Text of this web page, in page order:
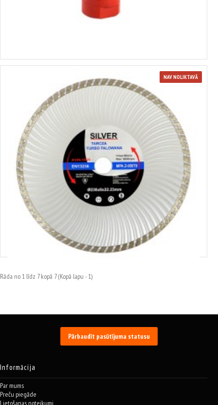
NAV NOLIKTAVĀ
Griešanas disks, dimanta, 8 mm, SILVER
10.22€
Rāda no 1 līdz 7 kopā 7 (Kopā lapu - 1)
Pārbaudīt pasūtījuma statusu
Informācija
Par mums
Preču piegāde
Lietošanas noteikumi